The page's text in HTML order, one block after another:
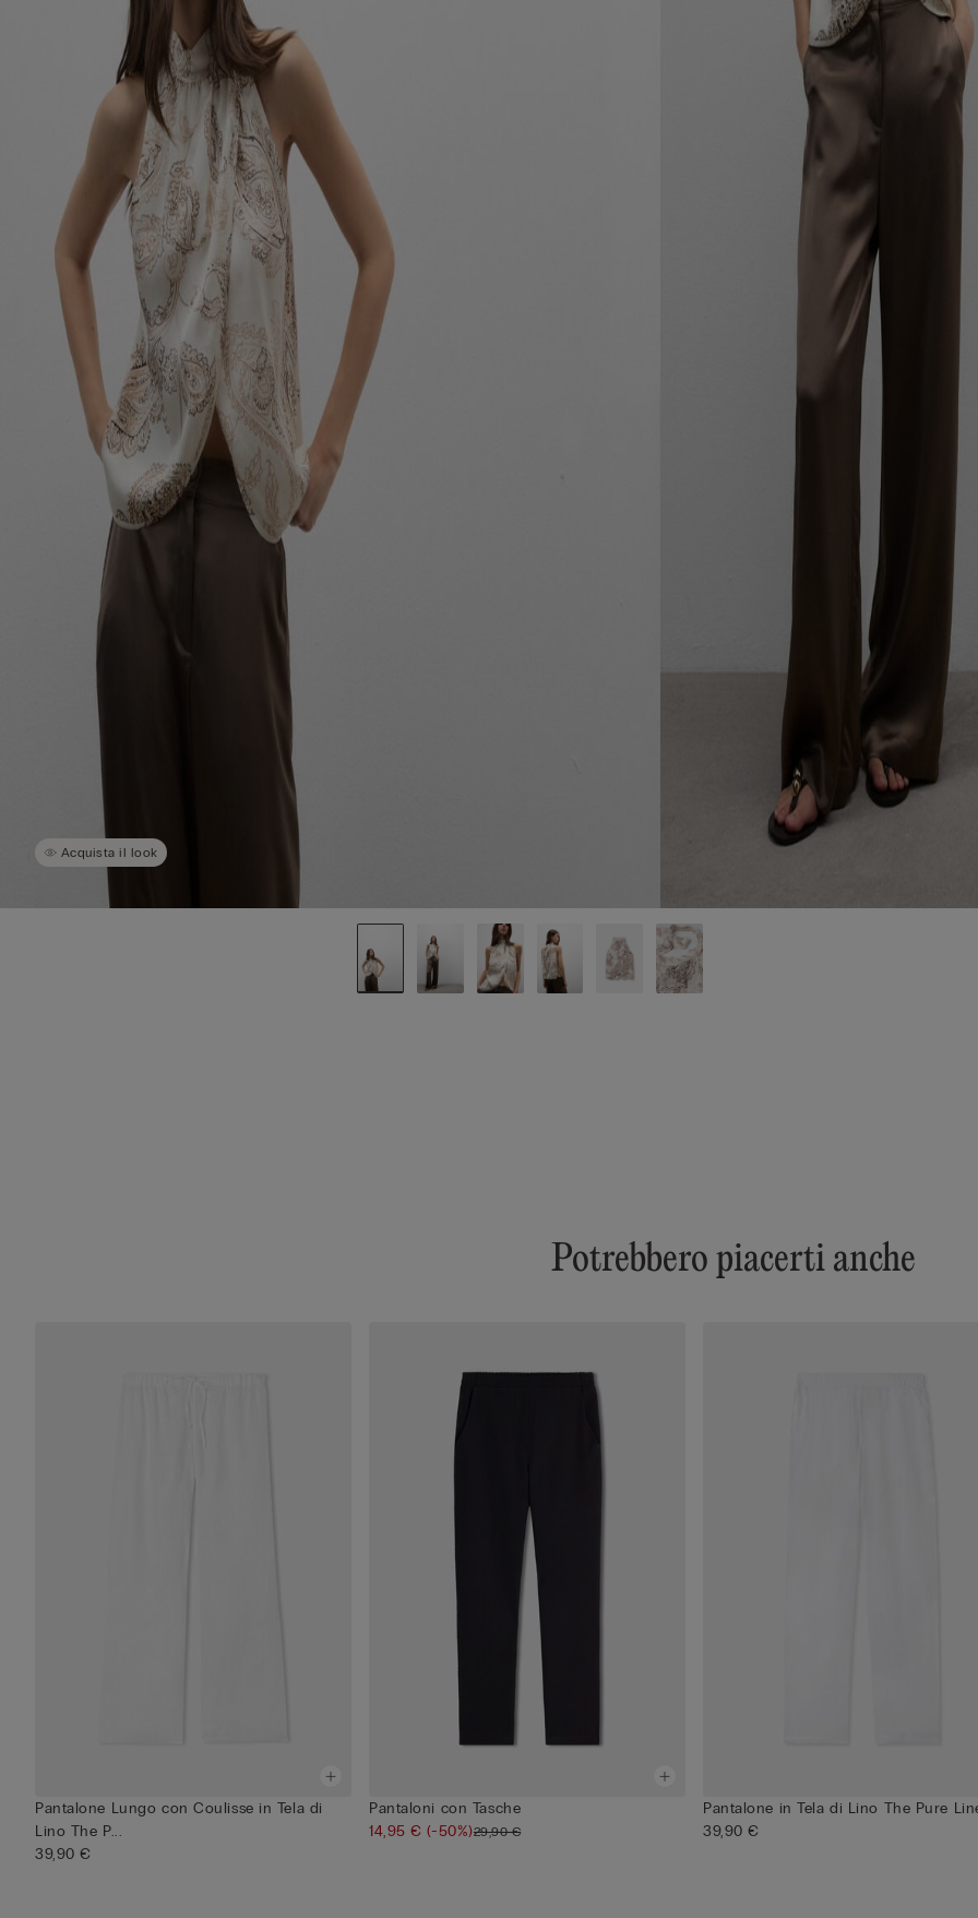
Acquista il look
Potrebbero piacerti anche
Pantalone Lungo con Coulisse in Tela di
Lino The P...
39,90 €
Pantaloni con Tasche
14,95 €(-50%)29,90 €
Pantalone in Tela di Lino The Pure
39,90 €